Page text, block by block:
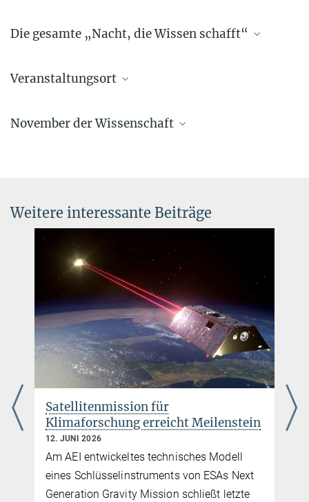
Pressereferent AEI Hannover
Die gesamte „Nacht, die Wissen schafft“
Universität Hannover
mehr
Veranstaltungsort
Größere Karte anzeigen
November der Wissenschaft
November der Wissenschaft 2023
Der November der Wissenschaft am Max-Planck-Institut für
Gravitationsphysik (Albert-Einstein-Institut) und dem Institut für
Gravitationphysik der Leibniz Universität Hannover mit sieben
spannenden Veranstaltungen
Gesamtprogramm
vom November der Wissenschaft 2023
Weitere interessante Beiträge
Satellitenmission für
Klimaforschung erreicht Meilenstein
12. JUNI 2026
Am AEI entwickeltes technisches Modell
eines Schlüsselinstruments von ESAs Next
Generation Gravity Mission schließt letzte